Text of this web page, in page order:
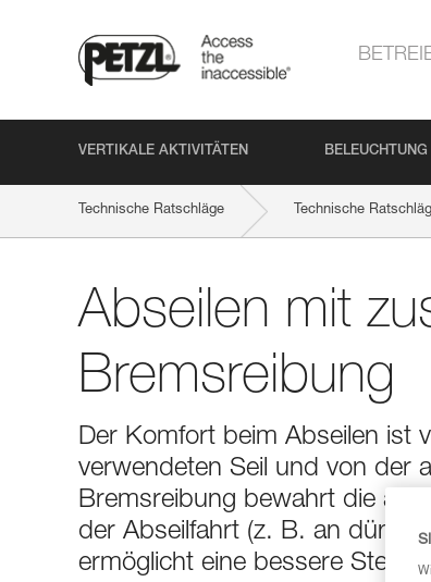
VERTIKALE AKTIVITÄTEN BELEUCHTUNG
Technische Ratschläge Technische
Abseilen mit
Bremsreibung
Der Komfort beim Abseilen ist
verwendeten Seil und von der
Bremsreibung bewahrt die
der Abseilfahrt (z. B. an
ermöglicht eine bessere